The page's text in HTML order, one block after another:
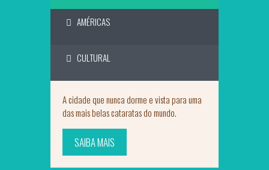
AMÉRICAS
CULTURAL
A cidade que nunca dorme e vista para uma
das mais belas cataratas do mundo.
SAIBA MAIS